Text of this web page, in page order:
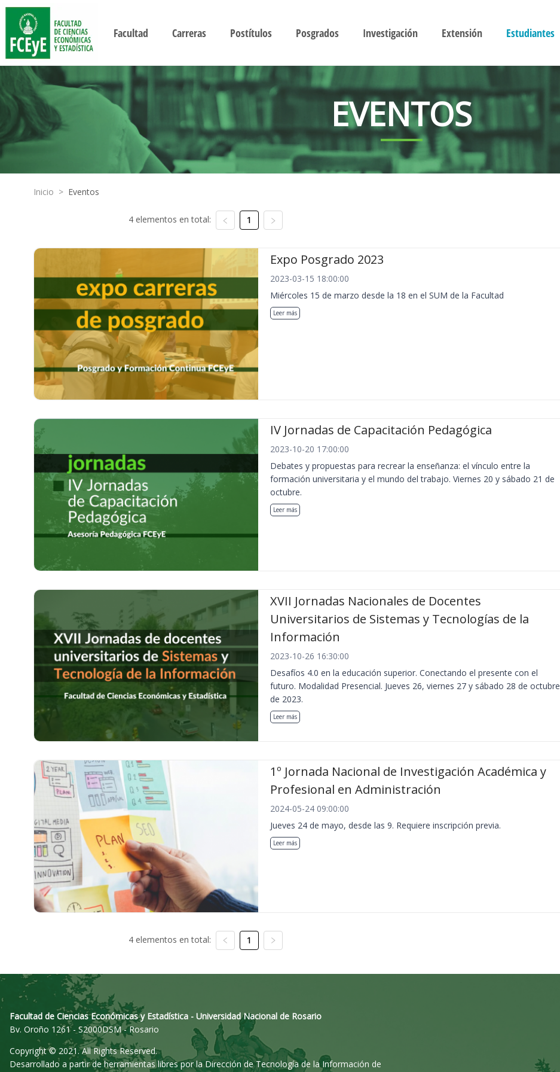
Facultad Carreras Postítulos Posgrados Investigación Extensión Estudiantes
EVENTOS
Inicio > Eventos
4 elementos en total: 1
Expo Posgrado 2023
2023-03-15 18:00:00
Miércoles 15 de marzo desde la 18 en el SUM de la Facultad
Leer más
IV Jornadas de Capacitación Pedagógica
2023-10-20 17:00:00
Debates y propuestas para recrear la enseñanza: el vínculo entre la
formación universitaria y el mundo del trabajo. Viernes 20 y sábado 21 de
octubre.
Leer más
XVII Jornadas Nacionales de Docentes
Universitarios de Sistemas y Tecnologías de la
Información
2023-10-26 16:30:00
Desafíos 4.0 en la educación superior. Conectando el presente con el
futuro. Modalidad Presencial. Jueves 26, viernes 27 y sábado 28 de octubre
de 2023.
Leer más
1º Jornada Nacional de Investigación Académica y
Profesional en Administración
2024-05-24 09:00:00
Jueves 24 de mayo, desde las 9. Requiere inscripción previa.
Leer más
4 elementos en total: 1
Facultad de Ciencias Económicas y Estadística - Universidad Nacional de Rosario
Bv. Oroño 1261 - S2000DSM - Rosario
Copyright © 2021. All Rights Reserved.
Desarrollado a partir de herramientas libres por la Dirección de Tecnología de la Información de